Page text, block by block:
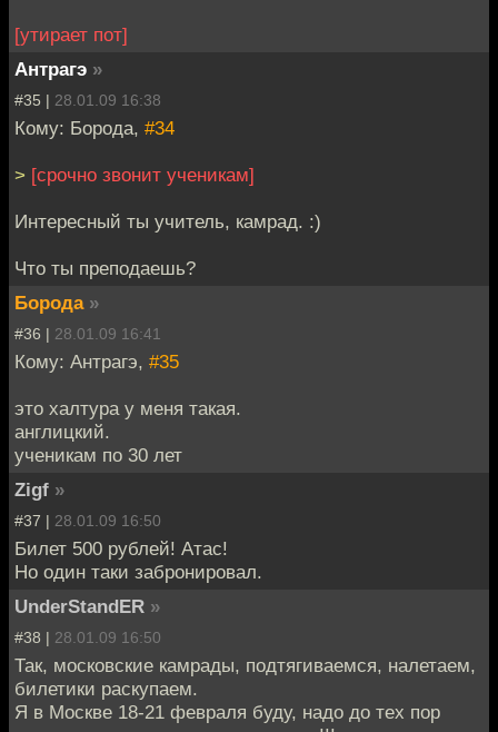
[утирает пот]
Антрагэ »
#35 | 28.01.09 16:38
Кому: Борода, #34
> [срочно звонит ученикам]
Интересный ты учитель, камрад. :)
Что ты преподаешь?
Борода »
#36 | 28.01.09 16:41
Кому: Антрагэ, #35
это халтура у меня такая.
англицкий.
ученикам по 30 лет
Zigf »
#37 | 28.01.09 16:50
Билет 500 рублей! Атас!
Но один таки забронировал.
UnderStandER »
#38 | 28.01.09 16:50
Так, московские камрады, подтягиваемся, налетаем,
билетики раскупаем.
Я в Москве 18-21 февраля буду, надо до тех пор